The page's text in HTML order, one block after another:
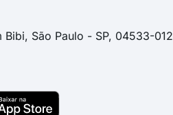
Bibi, São Paulo - SP, 04533-012